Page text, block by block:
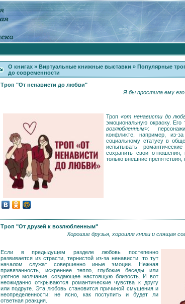
О книгах » Виртуальные книжные выставки » Популярные
до современности
Троп "От ненависти до любви"
Я бы простила ему его
Троп «от ненависти до
эмоциональную окраску. Его
возлюбленным»:
конфликте, например, из-
социальному статусу в
испытывать
сохранить свои
только внешние препятствия,
Троп "От друзей к возлюбленным"
Хорошие друзья, хорошие книги и спящая
Если в предыдущем разделе любовь постепенно
развивается из страсти, тернистой из-за ненависти, то тут
началом служат совершенно иные эмоции. Нежная
привязанность, искреннее тепло, глубокие беседы или
уютное молчание, создающее настоящую близость. И вот
неожиданно открываются романтические чувства к другу
или подруге. Эта любовь становится причиной смущения и
неопределенности: не ясно, как поступить и будет ли
ответная реакция.